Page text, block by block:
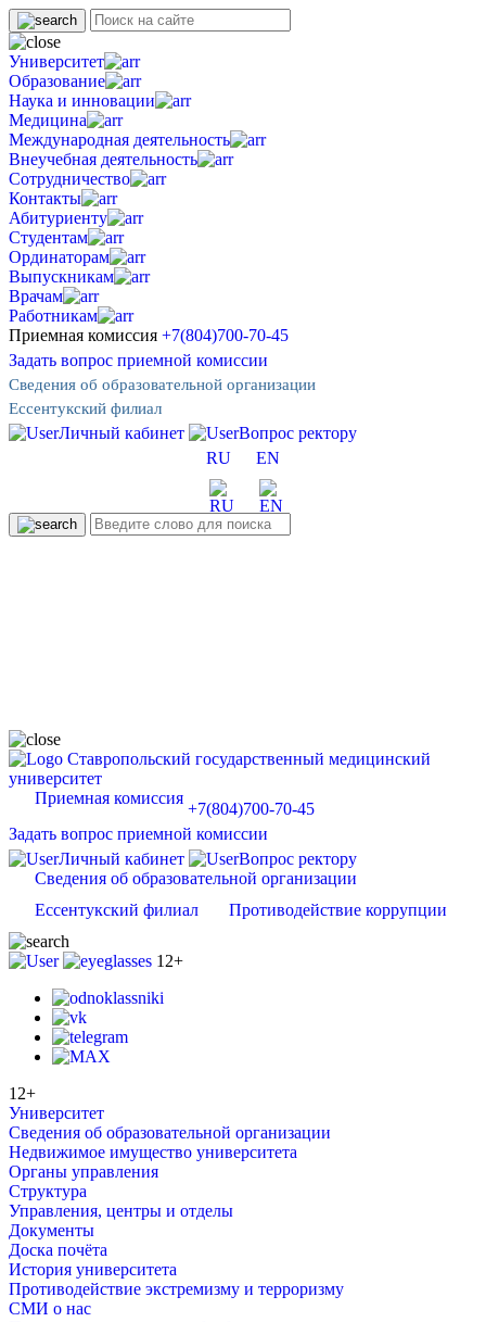
Университет
Образование
Наука и инновации
Медицина
Международная деятельность
Внеучебная деятельность
Сотрудничество
Контакты
Абитуриенту
Студентам
Ординаторам
Выпускникам
Врачам
Работникам
Приемная комиссия +7(804)700-70-45
Задать вопрос приемной комиссии
Сведения об образовательной организации
Ессентукский филиал
Личный кабинет
Вопрос ректору
RU
EN
Ставропольский государственный медицинский
университет
Приемная комиссия
+7(804)700-70-45
Задать вопрос приемной комиссии
Личный кабинет
Вопрос ректору
Сведения об образовательной организации
Ессентукский филиал
Противодействие коррупции
12+
12+
Университет
Сведения об образовательной организации
Недвижимое имущество университета
Органы управления
Структура
Управления, центры и отделы
Документы
Доска почёта
История университета
Противодействие экстремизму и терроризму
СМИ о нас